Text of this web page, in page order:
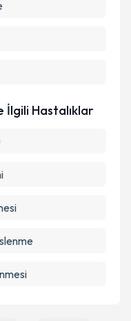
İlgili Hastalıklar